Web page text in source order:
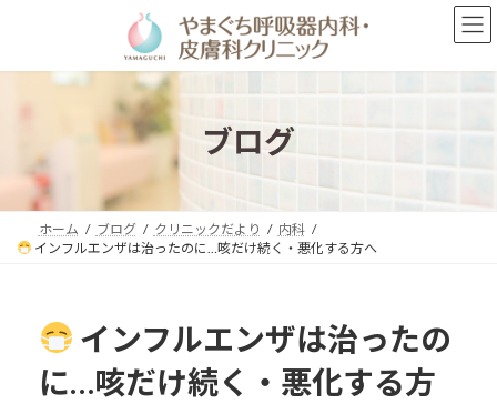
ン
プ
ー
動
ブログ
ホーム ブログ クリニックだより
内科
インフルエンザは治ったのに…咳だけ続く・悪化する方へ
インフルエンザは治ったの
に…咳だけ続く・悪化する方